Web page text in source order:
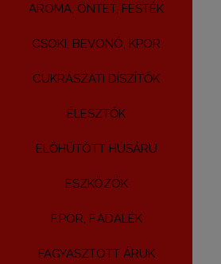
AROMA, ÖNTET, FESTÉK
CSOKI, BEVONÓ, KPOR
CUKRÁSZATI DÍSZÍTŐK
ÉLESZTŐK
ELŐHŰTÖTT HÚSÁRU
ESZKÖZÖK
F.POR, F.ADALÉK
FAGYASZTOTT ÁRUK